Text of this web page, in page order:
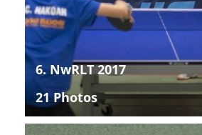
6. NwRLT 2017
21 Photos